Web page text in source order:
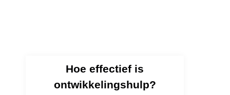
Hoe effectief is
ontwikkelingshulp?